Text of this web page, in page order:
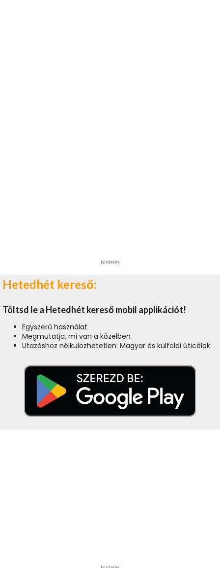
hirdetés
Hetedhét kereső:
Töltsd le a Hetedhét kereső mobil applikációt!
Egyszerű használat
Megmutatja, mi van a közelben
Utazáshoz nélkülözhetetlen: Magyar és külföldi úticélok